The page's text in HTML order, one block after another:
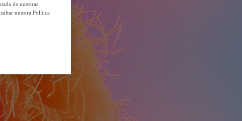
de nuestras
nuestra Política